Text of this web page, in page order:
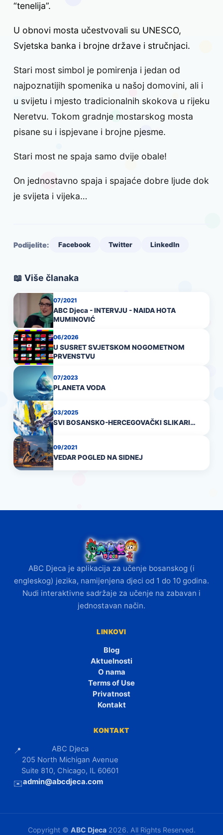
“tenelija”.
U obnovi mosta učestvovali su UNESCO,
Svjetska banka i brojne države i stručnjaci.
Stari most simbol je pomirenja i jedan od
najpoznatijih spomenika u našoj domovini, ali i
u svijetu i mjesto tradicionalnih skokova u rijeku
Neretvu. Tokom gradnje mostarskog mosta
pisane su i ispjevane i brojne pjesme.
Stari most ne spaja samo dvije obale!
On jednostavno spaja i spajaće dobre ljude dok
je svijeta i vijeka…
Podijelite: Facebook Twitter LinkedIn
📖 Više članaka
07/2021
ABC Djeca - INTERVJU - NAIDA HOTA
MUMINOVIĆ
06/2026
U SUSRET SVJETSKOM NOGOMETNOM
PRVENSTVU
07/2023
PLANETA VODA
03/2025
SVI BOSANSKO-HERCEGOVAČKI SLIKARI…
09/2021
VEDAR POGLED NA SIDNEJ
ABC Djeca je aplikacija za učenje bosanskog (i
engleskog) jezika, namijenjena djeci od 1 do 10 godina.
Nudi interaktivne sadržaje za učenje na zabavan i
jednostavan način.
LINKOVI
Blog
Aktuelnosti
O nama
Terms of Use
Privatnost
Kontakt
KONTAKT
📍
ABC Djeca
205 North Michigan Avenue
Suite 810, Chicago, IL 60601
✉️admin@abcdjeca.com
Copyright © ABC Djeca2026. All Rights Reserved.